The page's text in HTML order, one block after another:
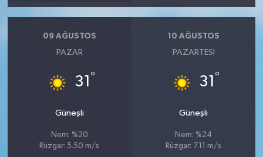
09 AĞUSTOS
PAZAR
31 °
Güneşli
Nem: %20
Rüzgar: 5.50 m/s
10 AĞUSTOS
PAZARTESI
31 °
Güneşli
Nem: %24
Rüzgar: 7.11 m/s
Sonsöz Özel
Spor